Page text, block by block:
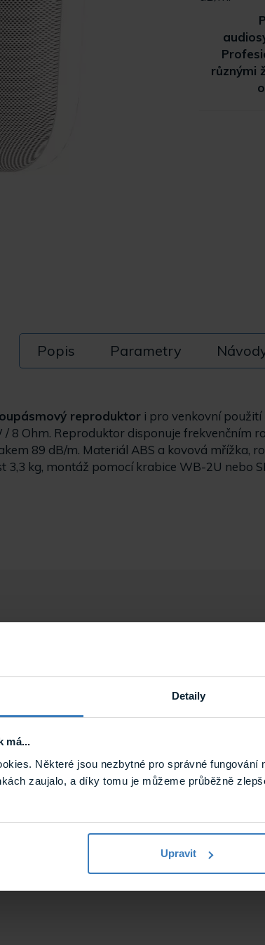
Detaily
má...
Některé jsou nezbytné pro správné fungování
zaujalo, a díky tomu je můžeme průběžně
Upravit
různými
Popis Parametry
reproduktor i pro venkovní použití
/ 8 Ohm. Reproduktor disponuje frekvenčním
89 dB/m. Materiál ABS a kovová mřížka,
3,3 kg, montáž pomocí krabice WB-2U nebo
Reproduktory
Komerční audio
TOA
4.75 kg